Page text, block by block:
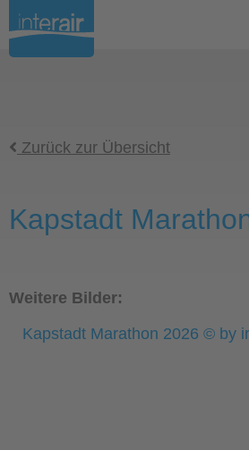
Zurück zur Übersicht
Kapstadt
Weitere Bilder:
Kapstadt Marathon 2026 © by